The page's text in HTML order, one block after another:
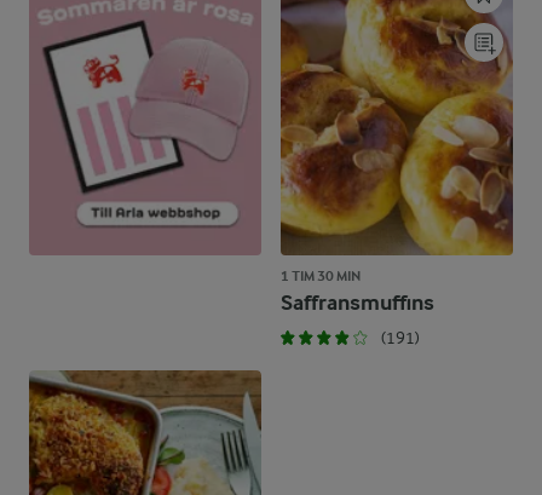
1 TIM 30 MIN
Saffransmuffins
(191)